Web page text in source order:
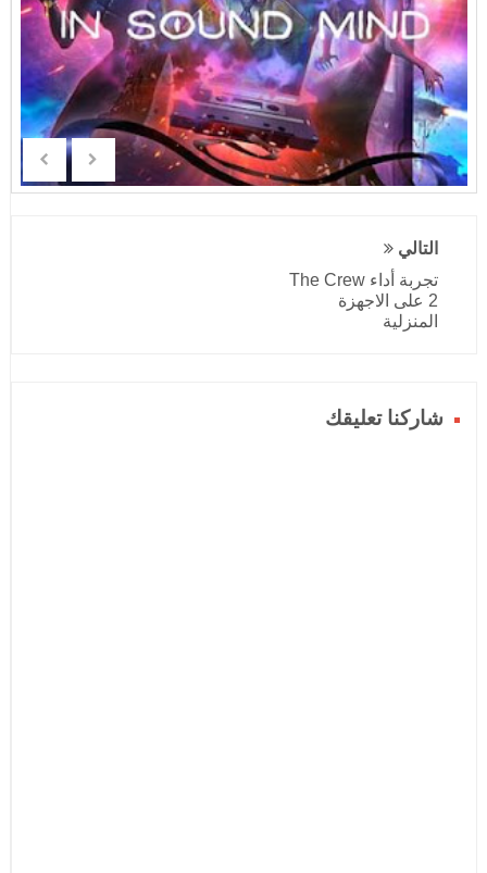
التالي
تجربة أداء The Crew
2 على الاجهزة
المنزلية
شاركنا تعليقك